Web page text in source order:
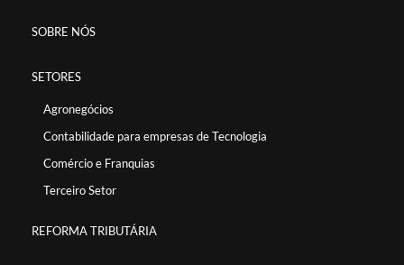
SOBRE NÓS
SETORES
Agronegócios
Contabilidade para empresas de Tecnologia
Comércio e Franquias
Terceiro Setor
REFORMA TRIBUTÁRIA